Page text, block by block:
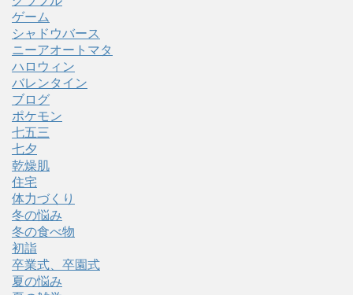
ゲーム
シャドウバース
ニーアオートマタ
ハロウィン
バレンタイン
ブログ
ポケモン
七五三
七夕
乾燥肌
住宅
体力づくり
冬の悩み
冬の食べ物
初詣
卒業式、卒園式
夏の悩み